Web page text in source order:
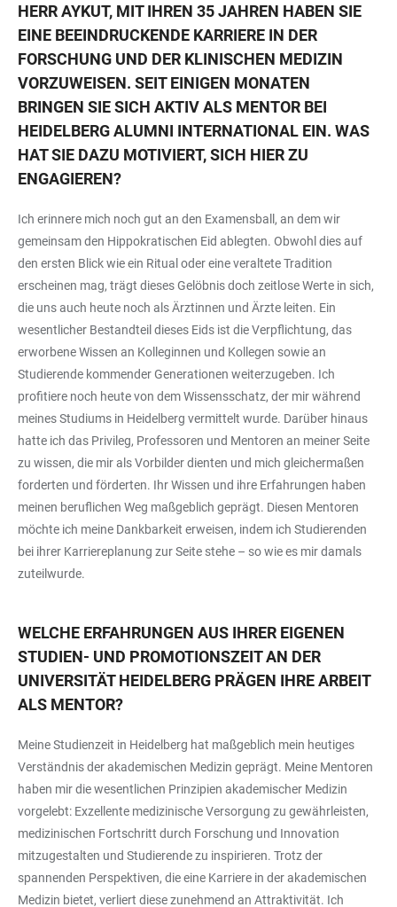
HERR AYKUT, MIT IHREN 35 JAHREN HABEN SIE
EINE BEEINDRUCKENDE KARRIERE IN DER
FORSCHUNG UND DER KLINISCHEN MEDIZIN
VORZUWEISEN. SEIT EINIGEN MONATEN
BRINGEN SIE SICH AKTIV ALS MENTOR BEI
HEIDELBERG ALUMNI INTERNATIONAL EIN. WAS
HAT SIE DAZU MOTIVIERT, SICH HIER ZU
ENGAGIEREN?
Ich erinnere mich noch gut an den Examensball, an dem wir
gemeinsam den Hippokratischen Eid ablegten. Obwohl dies auf
den ersten Blick wie ein Ritual oder eine veraltete Tradition
erscheinen mag, trägt dieses Gelöbnis doch zeitlose Werte in sich,
die uns auch heute noch als Ärztinnen und Ärzte leiten. Ein
wesentlicher Bestandteil dieses Eids ist die Verpflichtung, das
erworbene Wissen an Kolleginnen und Kollegen sowie an
Studierende kommender Generationen weiterzugeben. Ich
profitiere noch heute von dem Wissensschatz, der mir während
meines Studiums in Heidelberg vermittelt wurde. Darüber hinaus
hatte ich das Privileg, Professoren und Mentoren an meiner Seite
zu wissen, die mir als Vorbilder dienten und mich gleichermaßen
forderten und förderten. Ihr Wissen und ihre Erfahrungen haben
meinen beruflichen Weg maßgeblich geprägt. Diesen Mentoren
möchte ich meine Dankbarkeit erweisen, indem ich Studierenden
bei ihrer Karriereplanung zur Seite stehe – so wie es mir damals
zuteilwurde.
WELCHE ERFAHRUNGEN AUS IHRER EIGENEN
STUDIEN- UND PROMOTIONSZEIT AN DER
UNIVERSITÄT HEIDELBERG PRÄGEN IHRE ARBEIT
ALS MENTOR?
Meine Studienzeit in Heidelberg hat maßgeblich mein heutiges
Verständnis der akademischen Medizin geprägt. Meine Mentoren
haben mir die wesentlichen Prinzipien akademischer Medizin
vorgelebt: Exzellente medizinische Versorgung zu gewährleisten,
medizinischen Fortschritt durch Forschung und Innovation
mitzugestalten und Studierende zu inspirieren. Trotz der
spannenden Perspektiven, die eine Karriere in der akademischen
Medizin bietet, verliert diese zunehmend an Attraktivität. Ich